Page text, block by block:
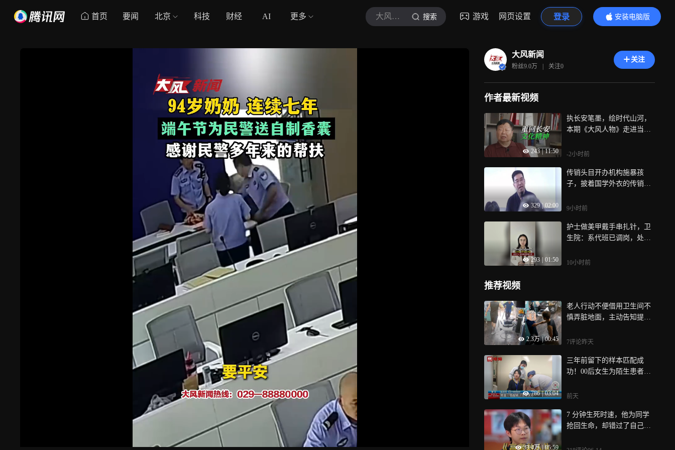
首页 要闻 北京 科技 财经 AI 更多 大风新闻 搜索 游戏 网页设置 登录
安装电脑版
内容更精彩
大风新闻
粉丝9.0万 | 关注0
关注
作者最新视频
243 | 11:50
执长安笔墨，绘时代山河，
本期《大风人物》走进当代
人物大家王西京的艺术世
淀东方气韵，承载家国情怀
-2小时前
329 | 02:00
传销头目开办机构施暴孩
子，披着国学外衣的传销式
机构开绿灯
9小时前
293 01:50
护士做美甲戴手串扎针，卫
生院：系代班已调岗，处罚
10小时前
推荐视频
2.3万 | 00:45
老人行动不便借用卫生间不
慎弄脏地面，主动告知提出
自行打扫
7评论昨天
786 | 03:04
三年前留下的样本匹配成
功！00后女生为陌生患者点
前天
33.4万 05:59
7 分钟生死时速，他为同学
抢回生命，却错过了自己的